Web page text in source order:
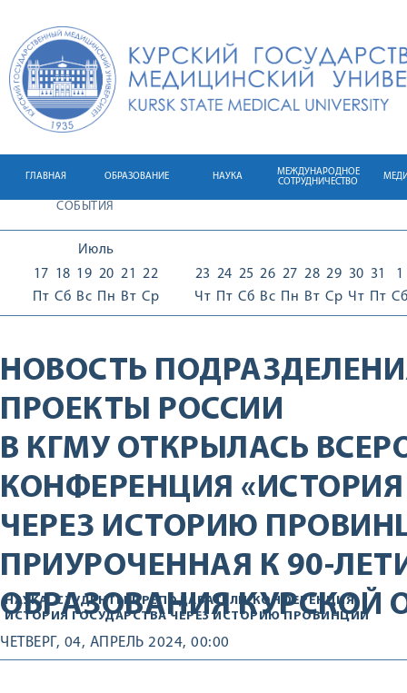
ГЛАВНАЯ ОБРАЗОВАНИЕ НАУКА
МЕЖДУНАРОДНОЕ
СОТРУДНИЧЕСТВО
СОБЫТИЯ
Июль
17
Пт
18
Сб
19
Вс
20
Пн
21
Вт
22
Ср
23
Чт
24
Пт
25
Сб
26
Вс
27
Пн
28
Вт
29
Ср
30
Чт
31
Пт
1
Сб
НОВОСТЬ
ПРОЕКТЫ РОССИИ
В КГМУ ОТКРЫЛАСЬ
КОНФЕРЕНЦИЯ
ЧЕРЕЗ ИСТОРИЮ
ПРИУРОЧЕННАЯ К 90-
ОБРАЗОВАНИЯ КУРСКОЙ
НАУКА СТУДЕНТЫ ПРЕПОДАВАТЕЛИ КОНФЕРЕНЦИЯ
ИСТОРИЯ ГОСУДАРСТВА ЧЕРЕЗ ИСТОРИЮ ПРОВИНЦИИ
ЧЕТВЕРГ, 04, АПРЕЛЬ 2024, 00:00